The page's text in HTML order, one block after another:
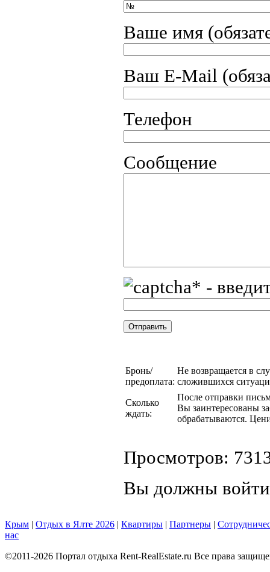
Ваше имя
Ваш E-Mail
Телефон
Сообщение
* -
Бронь/
предоплата:
Не возвращается в
сложившихся
Сколько
ждать:
После отправки
Вы заинтересованы
обрабатываются.
Просмотров:
Вы должны
Крым | Отдых в Ялте 2026 | Квартиры | Партнеры |
нас
©2011-2026 Портал отдыха Rent-RealEstate.ru Все права